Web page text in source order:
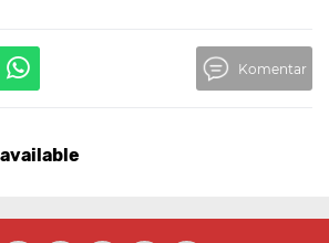
Komentar